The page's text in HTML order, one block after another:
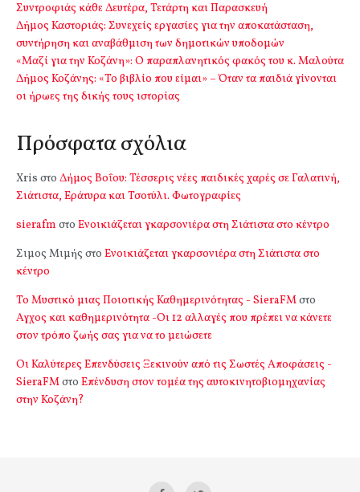
Συντροφιάς κάθε Δευτέρα, Τετάρτη και Παρασκευή
Δήμος Καστοριάς: Συνεχείς εργασίες για την αποκατάσταση,
συντήρηση και αναβάθμιση των δημοτικών υποδομών
«Μαζί για την Κοζάνη»: Ο παραπλανητικός φακός του κ. Μαλούτα
Δήμος Κοζάνης: «Το βιβλίο που είμαι» – Όταν τα παιδιά γίνονται
οι ήρωες της δικής τους ιστορίας
Πρόσφατα σχόλια
Xris στο Δήμος Βοΐου: Τέσσερις νέες παιδικές χαρές σε Γαλατινή,
Σιάτιστα, Εράτυρα και Τσοτύλι. Φωτογραφίες
sierafm στο Ενοικιάζεται γκαρσονιέρα στη Σιάτιστα στο κέντρο
Σιμος Μιμής στο Ενοικιάζεται γκαρσονιέρα στη Σιάτιστα στο
κέντρο
Το Μυστικό μιας Ποιοτικής Καθημερινότητας - SieraFMστο
Αγχος και καθημερινότητα -Οι 12 αλλαγές που πρέπει να κάνετε
στον τρόπο ζωής σας για να το μειώσετε
Οι Καλύτερες Επενδύσεις Ξεκινούν από τις Σωστές Αποφάσεις -
SieraFMστο Επένδυση στον τομέα της αυτοκινητοβιομηχανίας
στην Κοζάνη?